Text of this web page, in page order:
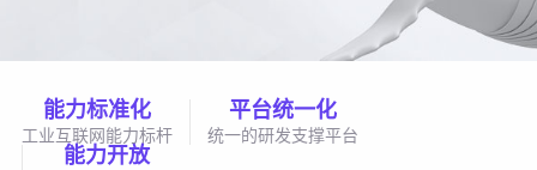
能力标准化
工业互联网能力标杆
平台统一化
统一的研发支撑平台
能力开放